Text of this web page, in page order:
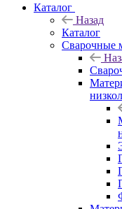
Каталог
Назад
Каталог
Сварочные